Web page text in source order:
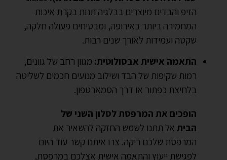
הזיפ והבדים מיוצרים בבלגיה תחת בקרת איכות
המחמירה ביותר באירופה, ומבטיחים פעולה חלקה,
שקטה ועמידות לאורך שנים רבות.
התאמה אישית אבסולוטית: מגוון רחב של גוונים,
רמות שקיפות של הבד ושילוב מנועים חכמים לשליטה
בלחיצת כפתור או דרך הסמארטפון.
הופכים את המרפסת לסלון השני של
הבית אל תתנו לשמש החזקה להשאיר את
המרפסת שלכם ריקה. צרו איתנו קשר עוד היום
לפגישת ייעוץ והתאמה אישית אצלכם במרפסת,